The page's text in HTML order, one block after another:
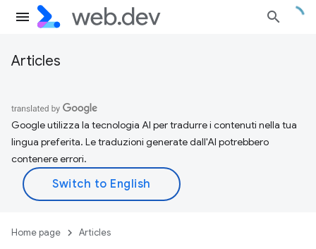
Articles
Google utilizza la tecnologia AI per tradurre i contenuti nella tua
lingua preferita. Le traduzioni generate dall'AI potrebbero
contenere errori.
Home page Articles